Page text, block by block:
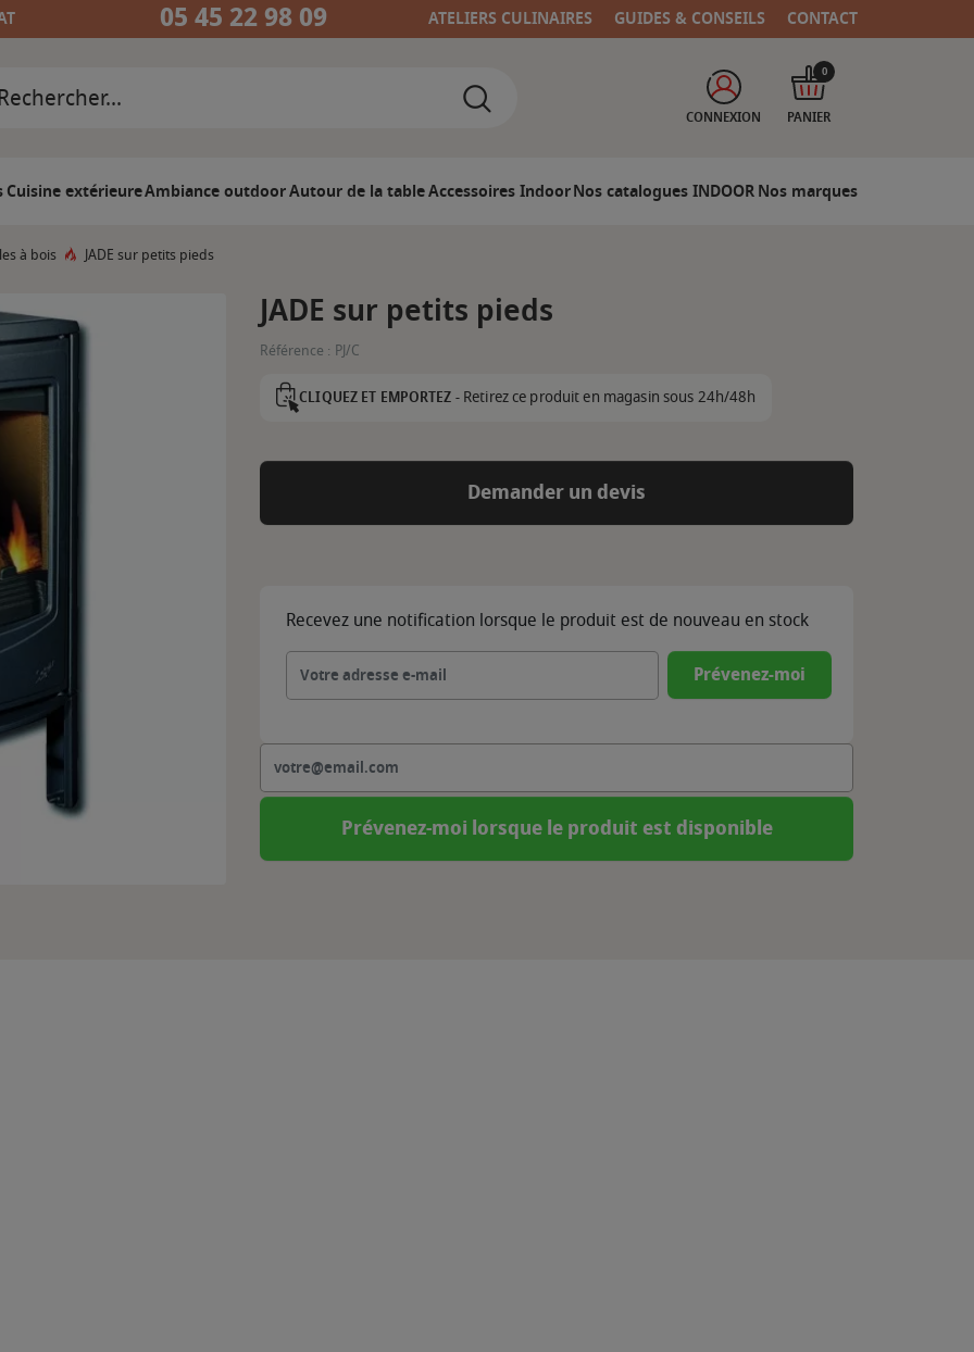
05 45 22 98 09 ATELIERS CULINAIRES GUIDES & CONSEILS CONTACT
CONNEXION PANIER
0
Cuisine extérieureAmbiance outdoorAutour de la tableAccessoires IndoorNos catalogues INDOORNos marques
à bois JADE sur petits pieds
JADE sur petits pieds
Référence : PJ/C
CLIQUEZ ET EMPORTEZ -Retirez ce produit en magasin sous 24h/48h
Demander un devis
Recevez une notification lorsque le produit est de nouveau en stock
Prévenez-moi
Prévenez-moi lorsque le produit est disponible